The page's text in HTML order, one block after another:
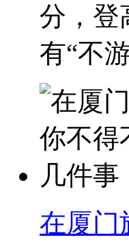
分，登
有“不
在厦门